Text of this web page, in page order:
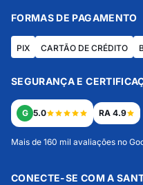
FORMAS DE PAGAMENTO
PIX CARTÃO DE CRÉDITO
SEGURANÇA E
G 5.0 RA 4.9
Mais de 160 mil avaliações no
CONECTE-SE COM A